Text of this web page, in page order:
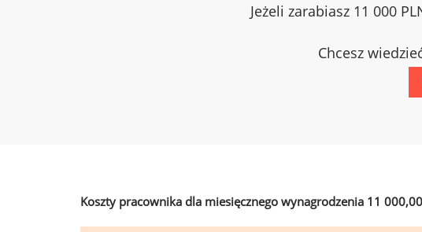
Jeżeli zarabiasz 11 000
Chcesz
Koszty pracownika dla miesięcznego wynagrodzenia 11